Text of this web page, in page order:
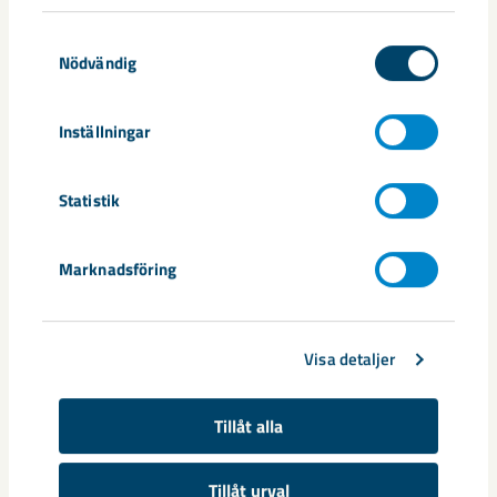
Nödvändig
Inställningar
Statistik
Marknadsföring
Visa detaljer
Tillåt alla
Tillåt urval
Relaterat innehåll